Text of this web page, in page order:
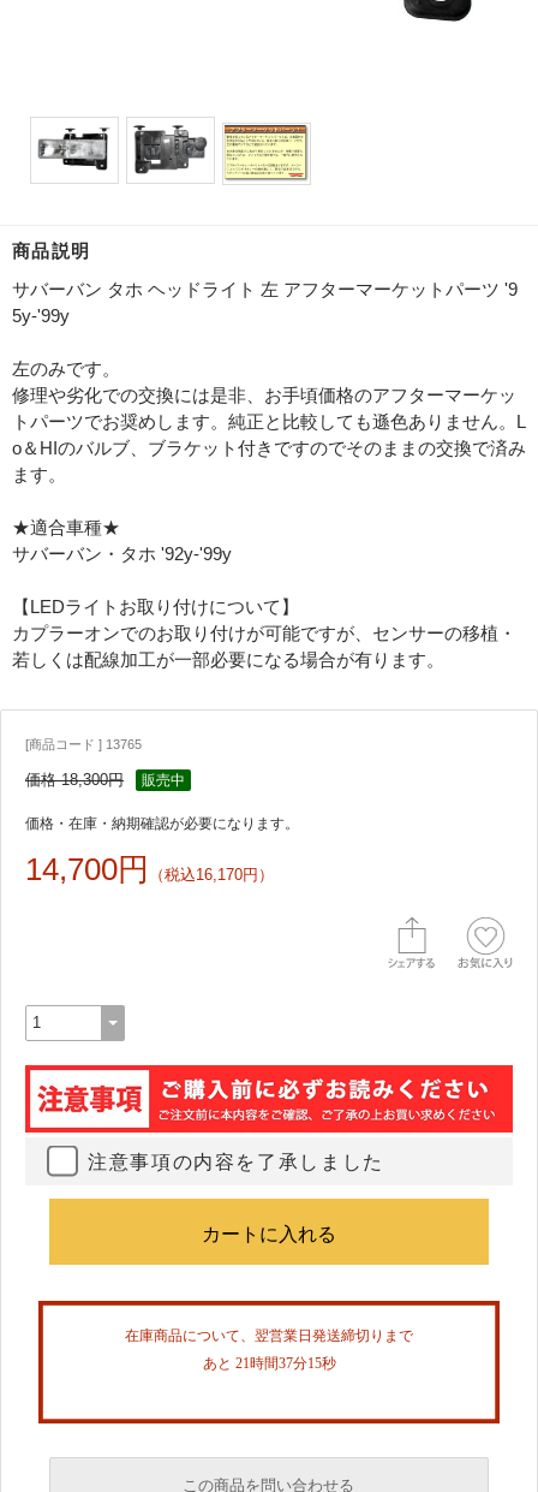
商品説明
サバーバン タホ ヘッドライト 左 アフターマーケットパーツ '9
5y-'99y
左のみです。
修理や劣化での交換には是非、お手頃価格のアフターマーケッ
トパーツでお奨めします。純正と比較しても遜色ありません。L
o＆HIのバルブ、ブラケット付きですのでそのままの交換で済み
ます。
★適合車種★
サバーバン・タホ '92y-'99y
【LEDライトお取り付けについて】
カプラーオンでのお取り付けが可能ですが、センサーの移植・
若しくは配線加工が一部必要になる場合が有ります。
[商品コード ] 13765
価格 18,300円 販売中
価格・在庫・納期確認が必要になります。
14,700円 （税込16,170円）
注意事項の内容を了承しました
在庫商品について、翌営業日発送締切りまで
あと 21時間37分14秒
この商品を問い合わせる